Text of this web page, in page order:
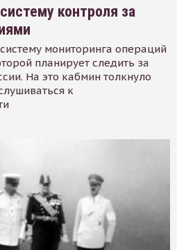
контроля за
мониторинга операций
планирует следить за
На это кабмин толкнуло
к